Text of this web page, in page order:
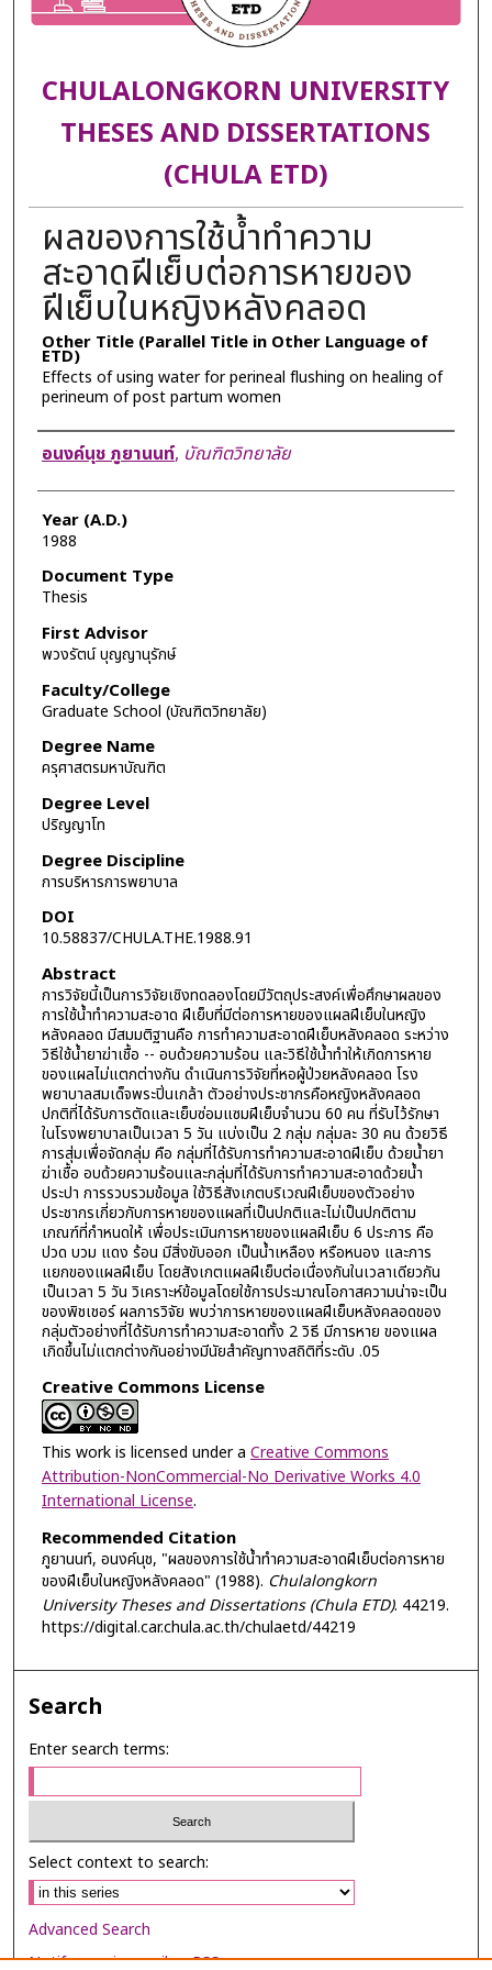
CHULALONGKORN UNIVERSITY
THESES AND DISSERTATIONS
(CHULA ETD)
ผลของการใช้น้ำทำความ
สะอาดฝีเย็บต่อการหายของ
ฝีเย็บในหญิงหลังคลอด
Other Title (Parallel Title in Other Language of
ETD)
Effects of using water for perineal flushing on healing of
perineum of post partum women
Author
อนงค์นุช ภูยานนท์, บัณฑิตวิทยาลัย
Year (A.D.)
1988
Document Type
Thesis
First Advisor
พวงรัตน์ บุญญานุรักษ์
Faculty/College
Graduate School (บัณฑิตวิทยาลัย)
Degree Name
ครุศาสตรมหาบัณฑิต
Degree Level
ปริญญาโท
Degree Discipline
การบริหารการพยาบาล
DOI
10.58837/CHULA.THE.1988.91
Abstract
การวิจัยนี้เป็นการวิจัยเชิงทดลองโดยมีวัตถุประสงค์เพื่อศึกษาผลของ
การใช้น้ำทำความสะอาด ฝีเย็บที่มีต่อการหายของแผลฝีเย็บในหญิง
หลังคลอด มีสมมติฐานคือ การทำความสะอาดฝีเย็บหลังคลอด ระหว่าง
วิธีใช้น้ำยาฆ่าเชื้อ -- อบด้วยความร้อน และวิธีใช้น้ำทำให้เกิดการหาย
ของแผลไม่แตกต่างกัน ดำเนินการวิจัยที่หอผู้ป่วยหลังคลอด โรง
พยาบาลสมเด็จพระปิ่นเกล้า ตัวอย่างประชากรคือหญิงหลังคลอด
ปกติที่ได้รับการตัดและเย็บซ่อมแซมฝีเย็บจำนวน 60 คน ที่รับไว้รักษา
ในโรงพยาบาลเป็นเวลา 5 วัน แบ่งเป็น 2 กลุ่ม กลุ่มละ 30 คน ด้วยวิธี
การสุ่มเพื่อจัดกลุ่ม คือ กลุ่มที่ได้รับการทำความสะอาดฝีเย็บ ด้วยน้ำยา
ฆ่าเชื้อ อบด้วยความร้อนและกลุ่มที่ได้รับการทำความสะอาดด้วยน้ำ
ประปา การรวบรวมข้อมูล ใช้วิธีสังเกตบริเวณฝีเย็บของตัวอย่าง
ประชากรเกี่ยวกับการหายของแผลที่เป็นปกติและไม่เป็นปกติตาม
เกณฑ์ที่กำหนดให้ เพื่อประเมินการหายของแผลฝีเย็บ 6 ประการ คือ
ปวด บวม แดง ร้อน มีสิ่งขับออก เป็นน้ำเหลือง หรือหนอง และการ
แยกของแผลฝีเย็บ โดยสังเกตแผลฝีเย็บต่อเนื่องกันในเวลาเดียวกัน
เป็นเวลา 5 วัน วิเคราะห์ข้อมูลโดยใช้การประมาณโอกาสความน่าจะเป็น
ของพิชเชอร์ ผลการวิจัย พบว่าการหายของแผลฝีเย็บหลังคลอดของ
กลุ่มตัวอย่างที่ได้รับการทำความสะอาดทั้ง 2 วิธี มีการหาย ของแผล
เกิดขึ้นไม่แตกต่างกันอย่างมีนัยสำคัญทางสถิติที่ระดับ .05
Creative Commons License
This work is licensed under a Creative Commons
Attribution-NonCommercial-No Derivative Works 4.0
International License.
Recommended Citation
ภูยานนท์, อนงค์นุช, "ผลของการใช้น้ำทำความสะอาดฝีเย็บต่อการหาย
ของฝีเย็บในหญิงหลังคลอด" (1988). Chulalongkorn
University Theses and Dissertations (Chula ETD). 44219.
https://digital.car.chula.ac.th/chulaetd/44219
Search
Enter search terms:
Select context to search:
Advanced Search
Notify me via email orRSS